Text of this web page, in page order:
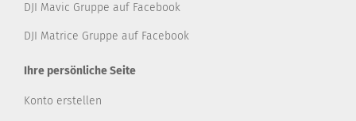
DJI Mavic Gruppe auf Facebook
DJI Matrice Gruppe auf Facebook
Ihre persönliche Seite
Konto erstellen